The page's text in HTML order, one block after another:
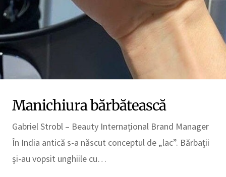
Manichiura bărbătească
Gabriel Strobl – Beauty Internațional Brand Manager
În India antică s-a născut conceptul de „lac”. Bărbații
și-au vopsit unghiile cu…